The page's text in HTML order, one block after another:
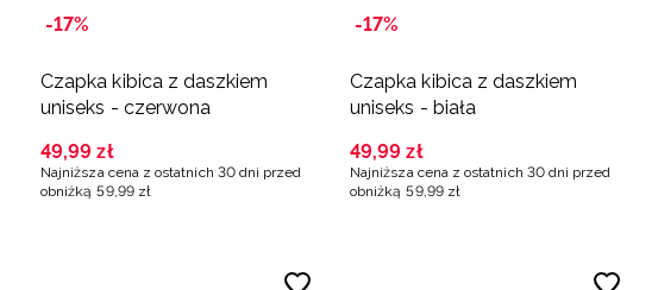
-17%
Czapka kibica z daszkiem
uniseks - czerwona
49,99 zł
Najniższa cena z ostatnich 30 dni przed
obniżką 59,99 zł
-17%
Czapka kibica z daszkiem
uniseks - biała
49,99 zł
Najniższa cena z ostatnich 30 dni przed
obniżką 59,99 zł